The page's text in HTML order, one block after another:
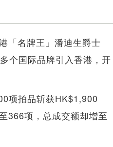
「名牌王」潘迪生爵士
个国际品牌引入香港，开
项拍品斩获HK$1,900
366项，总成交额却增至